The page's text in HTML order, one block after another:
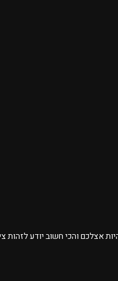
אצלכם והכי חשוב יודע לזהות